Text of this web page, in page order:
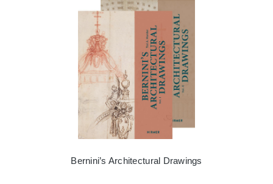
Bernini’s Architectural Drawings